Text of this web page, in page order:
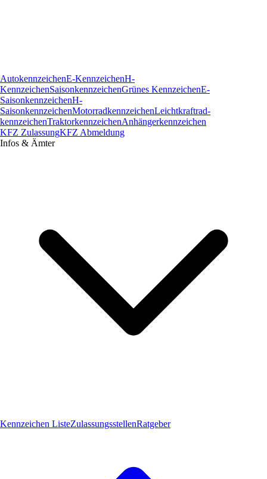
AutokennzeichenE-KennzeichenH-
KennzeichenSaisonkennzeichenGrünes KennzeichenE-
SaisonkennzeichenH-
SaisonkennzeichenMotorradkennzeichenLeichtkraftrad­
kennzeichenTraktorkennzeichenAnhängerkennzeichen
KFZ ZulassungKFZ Abmeldung
Infos & Ämter
Kennzeichen ListeZulassungsstellenRatgeber